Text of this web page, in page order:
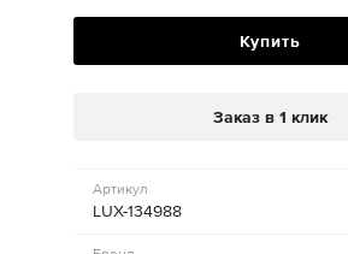
Купить
Заказ в 1 клик
Артикул
LUX-134988